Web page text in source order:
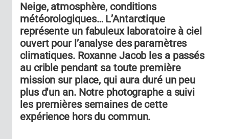
Neige, atmosphère, conditions
météorologiques… L’Antarctique
représente un fabuleux laboratoire à ciel
ouvert pour l’analyse des paramètres
climatiques. Roxanne Jacob les a passés
au crible pendant sa toute première
mission sur place, qui aura duré un peu
plus d'un an. Notre photographe a suivi
les premières semaines de cette
expérience hors du commun.